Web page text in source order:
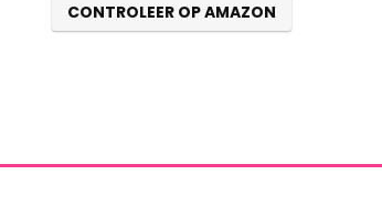
CONTROLEER OP AMAZON